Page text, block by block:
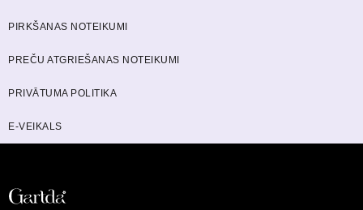
E-VEIKALS
PRIVĀTUMA POLITIKA
PREČU ATGRIEŠANAS NOTEIKUMI
PIRKŠANAS NOTEIKUMI